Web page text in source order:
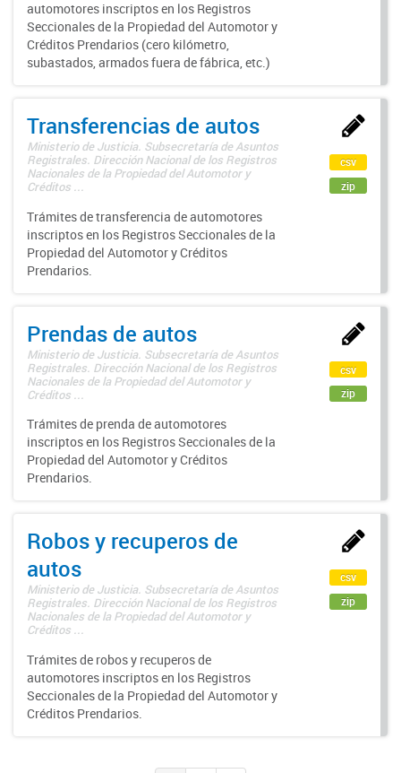
automotores inscriptos en los Registros
Seccionales de la Propiedad del Automotor y
Créditos Prendarios (cero kilómetro,
subastados, armados fuera de fábrica, etc.)
Transferencias de autos
Ministerio de Justicia. Subsecretaría de Asuntos
Registrales. Dirección Nacional de los Registros
Nacionales de la Propiedad del Automotor y
Créditos ...
Trámites de transferencia de automotores
inscriptos en los Registros Seccionales de la
Propiedad del Automotor y Créditos
Prendarios.
csv
zip
Prendas de autos
Ministerio de Justicia. Subsecretaría de Asuntos
Registrales. Dirección Nacional de los Registros
Nacionales de la Propiedad del Automotor y
Créditos ...
Trámites de prenda de automotores
inscriptos en los Registros Seccionales de la
Propiedad del Automotor y Créditos
Prendarios.
csv
zip
Robos y recuperos de
autos
Ministerio de Justicia. Subsecretaría de Asuntos
Registrales. Dirección Nacional de los Registros
Nacionales de la Propiedad del Automotor y
Créditos ...
Trámites de robos y recuperos de
automotores inscriptos en los Registros
Seccionales de la Propiedad del Automotor y
Créditos Prendarios.
csv
zip